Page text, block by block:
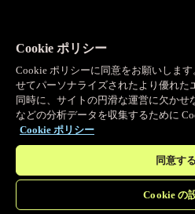
Object Storage
送信量ゼロで大容量ファイ
プログラマブルキャッシュ
Cookie ポリシー
Cookie ポリシーに同意をお願いしま
せてパーソナライズされたより優れた
同時に、サイトの円滑な運営に欠か
などの分析データを収集するために
Cookie ポリシー
同意する
Cookie の